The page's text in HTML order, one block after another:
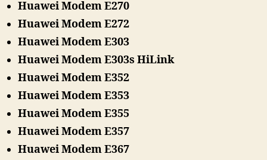
Huawei Modem E270
Huawei Modem E272
Huawei Modem E303
Huawei Modem E303s HiLink
Huawei Modem E352
Huawei Modem E353
Huawei Modem E355
Huawei Modem E357
Huawei Modem E367